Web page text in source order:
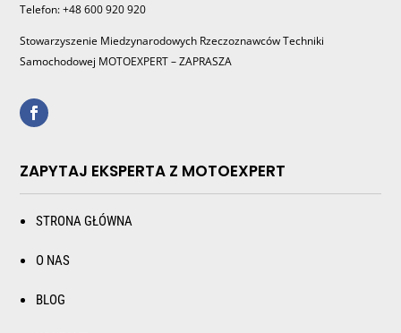
Telefon: +48 600 920 920
Stowarzyszenie Miedzynarodowych Rzeczoznawców Techniki
Samochodowej MOTOEXPERT – ZAPRASZA
ZAPYTAJ EKSPERTA Z MOTOEXPERT
STRONA GŁÓWNA
O NAS
BLOG